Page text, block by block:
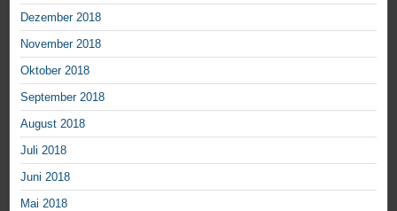
Dezember 2018
November 2018
Oktober 2018
September 2018
August 2018
Juli 2018
Juni 2018
Mai 2018